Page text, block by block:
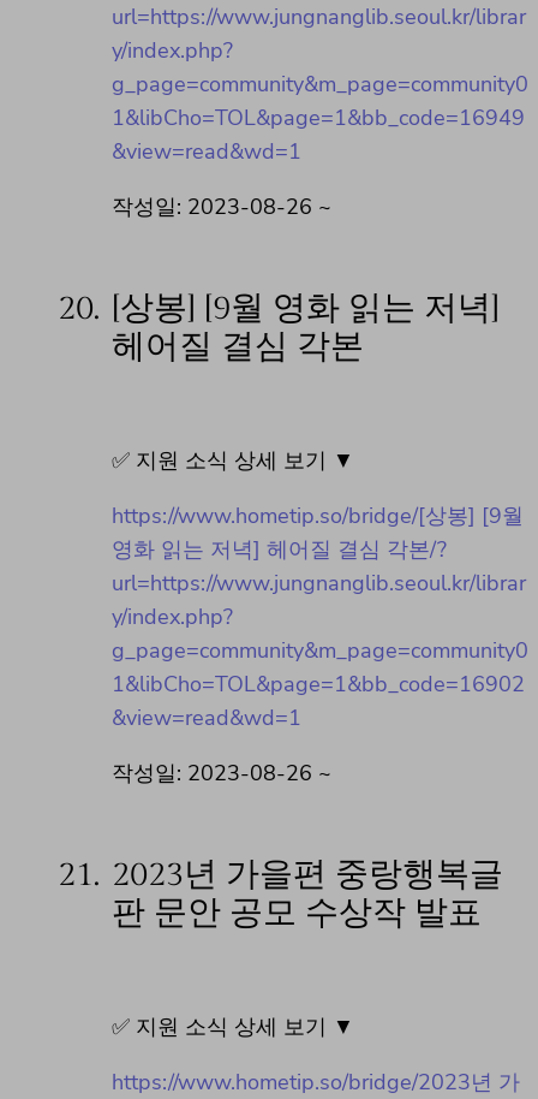
url=https://www.jungnanglib.seoul.kr/librar
y/index.php?
g_page=community&m_page=community0
1&libCho=TOL&page=1&bb_code=16949
&view=read&wd=1
작성일: 2023-08-26 ~
20. [상봉] [9월 영화 읽는 저녁]
헤어질 결심 각본
✅ 지원 소식 상세 보기 ▼
https://www.hometip.so/bridge/[상봉] [9월
영화 읽는 저녁] 헤어질 결심 각본/?
url=https://www.jungnanglib.seoul.kr/librar
y/index.php?
g_page=community&m_page=community0
1&libCho=TOL&page=1&bb_code=16902
&view=read&wd=1
작성일: 2023-08-26 ~
21. 2023년 가을편 중랑행복글
판 문안 공모 수상작 발표
✅ 지원 소식 상세 보기 ▼
https://www.hometip.so/bridge/2023년 가